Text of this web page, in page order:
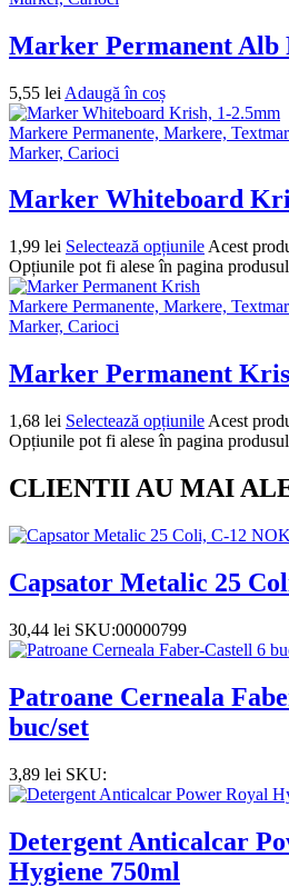
Marker Permanent Alb
5,55 lei Adaugă în coș
Markere Permanente, Markere,
Marker, Carioci
Marker Whiteboard
1,99 lei Selectează opțiunile Acest
Opțiunile pot fi alese în pagina
Markere Permanente, Markere,
Marker, Carioci
Marker Permanent
1,68 lei Selectează opțiunile Acest
Opțiunile pot fi alese în pagina
CLIENTII AU MAI
Capsator Metalic 25
30,44 lei SKU:00000799
Patroane Cerneala
buc/set
3,89 lei SKU:
Detergent Anticalcar
Hygiene 750ml